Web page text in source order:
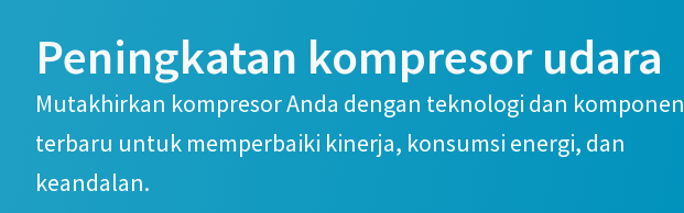
Peningkatan kompresor udara
Mutakhirkan kompresor Anda dengan teknologi dan komponen
terbaru untuk memperbaiki kinerja, konsumsi energi, dan
keandalan.